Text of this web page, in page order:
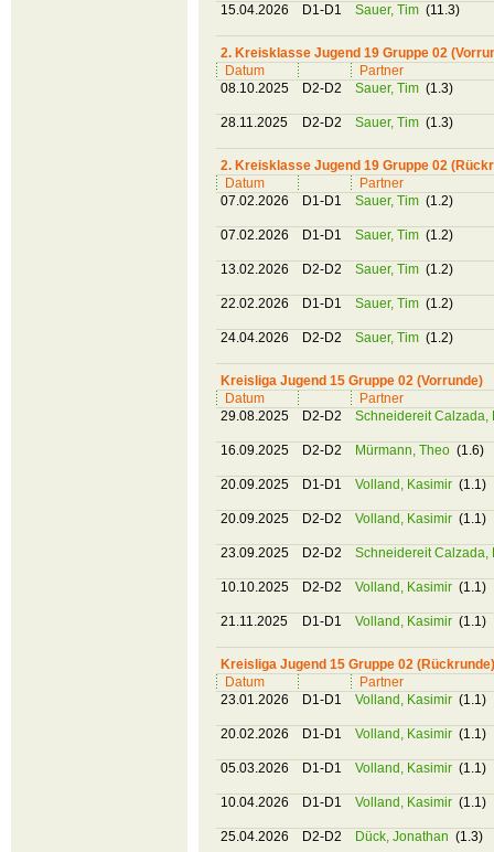
15.04.2026 D1-D1 Sauer, Tim (11.3)
2. Kreisklasse Jugend 19 Gruppe 02
Datum
Partner
08.10.2025
D2-D2 Sauer, Tim (1.3)
28.11.2025 D2-D2 Sauer, Tim (1.3)
2. Kreisklasse Jugend 19 Gruppe 02
Datum
Partner
07.02.2026
D1-D1 Sauer, Tim (1.2)
07.02.2026 D1-D1 Sauer, Tim (1.2)
13.02.2026 D2-D2 Sauer, Tim (1.2)
22.02.2026 D1-D1 Sauer, Tim (1.2)
24.04.2026 D2-D2 Sauer, Tim (1.2)
Kreisliga Jugend 15 Gruppe 02 (Vorrunde)
Datum
Partner
29.08.2025
D2-D2 Schneidereit Calzada,
16.09.2025 D2-D2 Mürmann, Theo (1.6)
20.09.2025 D1-D1 Volland, Kasimir (1.1)
20.09.2025 D2-D2 Volland, Kasimir (1.1)
23.09.2025 D2-D2 Schneidereit Calzada,
10.10.2025 D2-D2 Volland, Kasimir (1.1)
21.11.2025 D1-D1 Volland, Kasimir (1.1)
Kreisliga Jugend 15 Gruppe 02 (Rückrunde)
Datum
Partner
23.01.2026
D1-D1 Volland, Kasimir (1.1)
20.02.2026 D1-D1 Volland, Kasimir (1.1)
05.03.2026 D1-D1 Volland, Kasimir (1.1)
10.04.2026 D1-D1 Volland, Kasimir (1.1)
25.04.2026 D2-D2 Dück, Jonathan (1.3)